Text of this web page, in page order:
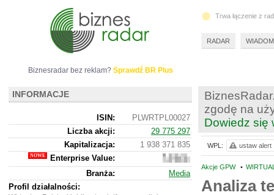
zgodę na
Dowiedz się
Akcje GPW •
Analiza
WPL: ustaw alert
Biznesradar bez reklam? Sprawdź BR Plus
INFORMACJE
ISIN:
PLWRTPL00027
Liczba akcji:
29 775 297
Kapitalizacja:
1 938 371 835
Enterprise Value:
3
364
757
Branża:
Media
Profil działalności:
Trwa łączenie z
RADAR